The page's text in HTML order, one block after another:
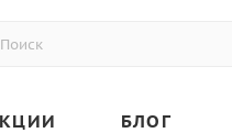
БЛОГ